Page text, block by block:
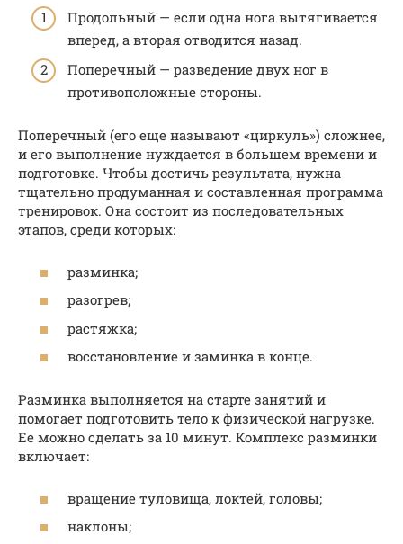
Продольный — если одна нога вытягивается
вперед, а вторая отводится назад.
Поперечный — разведение двух ног в
противоположные стороны.
Поперечный (его еще называют «циркуль») сложнее,
и его выполнение нуждается в большем времени и
подготовке. Чтобы достичь результата, нужна
тщательно продуманная и составленная программа
тренировок. Она состоит из последовательных
этапов, среди которых:
разминка;
разогрев;
растяжка;
восстановление и заминка в конце.
Разминка выполняется на старте занятий и
помогает подготовить тело к физической нагрузке.
Ее можно сделать за 10 минут. Комплекс разминки
включает:
вращение туловища, локтей, головы;
наклоны;